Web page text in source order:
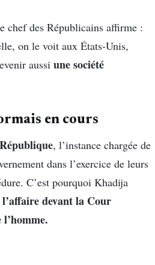
chef des Républicains affirme :
on le voit aux États-Unis,
aussi une société
en cours
, l’instance chargée de
dans l’exercice de leurs
C’est pourquoi Khadija
devant la Cour